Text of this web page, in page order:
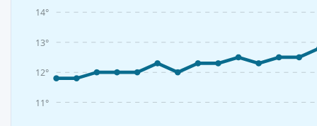
11°
12°
13°
14°